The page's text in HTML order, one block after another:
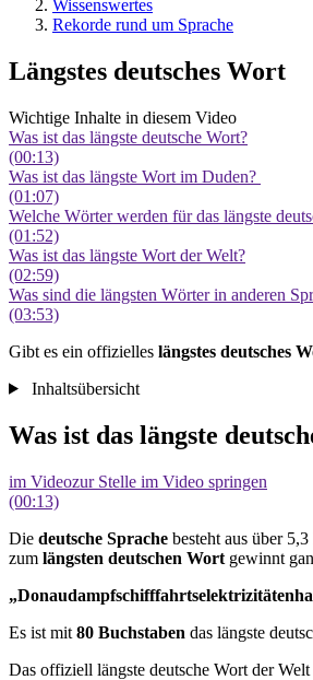
Wissenswertes
Rekorde rund um Sprache
Längstes deutsches Wort
Wichtige Inhalte in diesem Video
Was ist das längste deutsche Wort?
(00:13)
Was ist das längste Wort im Duden?
(01:07)
Welche Wörter werden für das längste
(01:52)
Was ist das längste Wort der Welt?
(02:59)
Was sind die längsten Wörter in anderen
(03:53)
Gibt es ein offizielles längstes deutsches
Inhaltsübersicht
Was ist das längste
im Videozur Stelle im Video springen
(00:13)
Die deutsche Sprache besteht aus über
zum längsten deutschen Wort gewinnt
Es ist mit 80 Buchstaben das längste
Das offiziell längste deutsche Wort der Welt